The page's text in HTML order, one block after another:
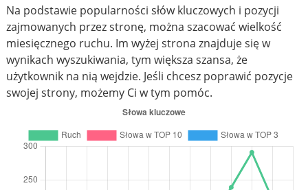
Na podstawie popularności słów kluczowych i pozycji
zajmowanych przez stronę, można szacować wielkość
miesięcznego ruchu. Im wyżej strona znajduje się w
wynikach wyszukiwania, tym większa szansa, że
użytkownik na nią wejdzie. Jeśli chcesz poprawić pozycje
swojej strony, możemy Ci w tym pomóc.